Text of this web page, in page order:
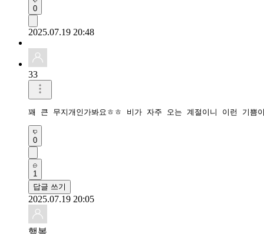
0
2025.07.19 20:48
33
꽤 큰 무지개인가봐요ㅎㅎ 비가 자주 오는 계절이니 이런 기쁨
0
1
답글 쓰기
2025.07.19 20:05
행복